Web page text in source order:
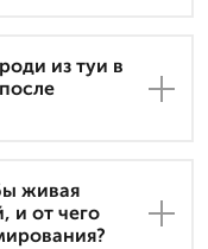
из туи в
живая
и от чего